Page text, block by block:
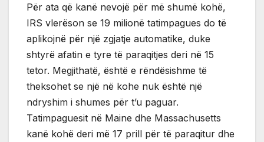
Për ata që kanë nevojë për më shumë kohë,
IRS vlerëson se 19 milionë tatimpagues do të
aplikojnë për një zgjatje automatike, duke
shtyrë afatin e tyre të paraqitjes deri në 15
tetor. Megjithatë, është e rëndësishme të
theksohet se një në kohe nuk është një
ndryshim i shumes për t’u paguar.
Tatimpaguesit në Maine dhe Massachusetts
kanë kohë deri më 17 prill për të paraqitur dhe